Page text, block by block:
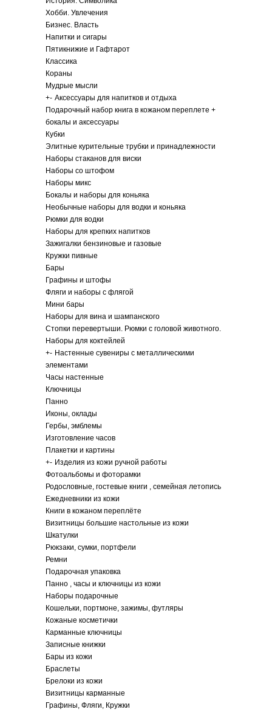
Хобби. Увлечения
Бизнес. Власть
Напитки и сигары
Пятикнижие и Гафтарот
Классика
Кораны
Мудрые мысли
+- Аксессуары для напитков и отдыха
Подарочный набор книга в кожаном переплете +
бокалы и аксессуары
Кубки
Элитные курительные трубки и принадлежности
Наборы стаканов для виски
Наборы со штофом
Наборы микс
Бокалы и наборы для коньяка
Необычные наборы для водки и коньяка
Рюмки для водки
Наборы для крепких напитков
Зажигалки бензиновые и газовые
Кружки пивные
Бары
Графины и штофы
Фляги и наборы с флягой
Мини бары
Наборы для вина и шампанского
Стопки перевертыши. Рюмки с головой животного.
Наборы для коктейлей
+- Настенные сувениры с металлическими
элементами
Часы настенные
Ключницы
Панно
Иконы, оклады
Гербы, эмблемы
Изготовление часов
Плакетки и картины
+- Изделия из кожи ручной работы
Фотоальбомы и фоторамки
Родословные, гостевые книги , семейная летопись
Ежедневники из кожи
Книги в кожаном переплёте
Визитницы большие настольные из кожи
Шкатулки
Рюкзаки, сумки, портфели
Ремни
Подарочная упаковка
Панно , часы и ключницы из кожи
Наборы подарочные
Кошельки, портмоне, зажимы, футляры
Кожаные косметички
Карманные ключницы
Записные книжки
Бары из кожи
Браслеты
Брелоки из кожи
Визитницы карманные
Графины, Фляги, Кружки